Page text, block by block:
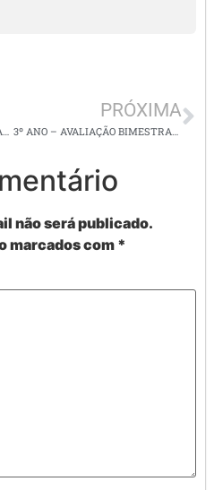
PRÓXIMA
não será publicado.
marcados com *